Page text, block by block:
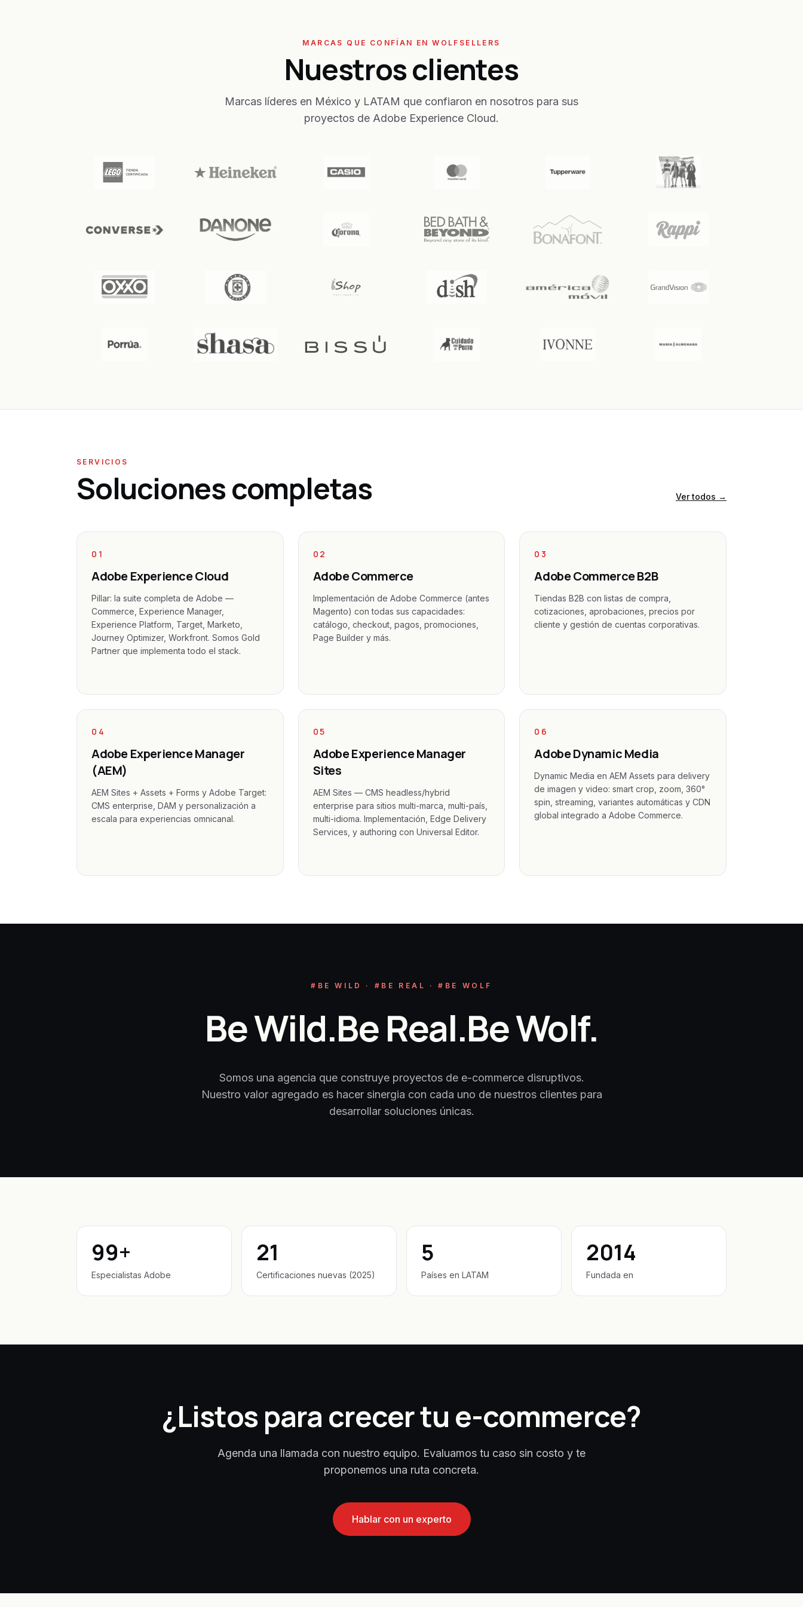
MARCAS QUE CONFÍAN EN WOLFSELLERS
Nuestros clientes
Marcas líderes en México y LATAM que confiaron en nosotros para sus
proyectos de Adobe Experience Cloud.
SERVICIOS
Soluciones completas Ver todos →
01
Adobe Experience Cloud
Pillar: la suite completa de Adobe —
Commerce, Experience Manager,
Experience Platform, Target, Marketo,
Journey Optimizer, Workfront. Somos Gold
Partner que implementa todo el stack.
02
Adobe Commerce
Implementación de Adobe Commerce (antes
Magento) con todas sus capacidades:
catálogo, checkout, pagos, promociones,
Page Builder y más.
03
Adobe Commerce B2B
Tiendas B2B con listas de compra,
cotizaciones, aprobaciones, precios por
cliente y gestión de cuentas corporativas.
04
Adobe Experience Manager
(AEM)
AEM Sites + Assets + Forms y Adobe Target:
CMS enterprise, DAM y personalización a
escala para experiencias omnicanal.
05
Adobe Experience Manager
Sites
AEM Sites — CMS headless/hybrid
enterprise para sitios multi-marca, multi-país,
multi-idioma. Implementación, Edge Delivery
Services, y authoring con Universal Editor.
06
Adobe Dynamic Media
Dynamic Media en AEM Assets para delivery
de imagen y video: smart crop, zoom, 360°
spin, streaming, variantes automáticas y CDN
global integrado a Adobe Commerce.
#BE WILD · #BE REAL · #BE WOLF
Be Wild.Be Real.Be Wolf.
Somos una agencia que construye proyectos de e-commerce disruptivos.
Nuestro valor agregado es hacer sinergia con cada uno de nuestros clientes para
desarrollar soluciones únicas.
99+
Especialistas Adobe
21
Certificaciones nuevas (2025)
5
Países en LATAM
2014
Fundada en
¿Listos para crecer tu e-commerce?
Agenda una llamada con nuestro equipo. Evaluamos tu caso sin costo y te
proponemos una ruta concreta.
Hablar con un experto